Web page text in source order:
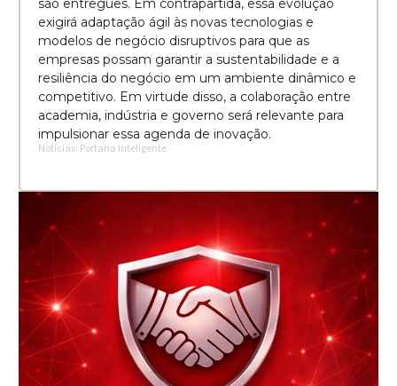
são entregues. Em contrapartida, essa evolução
exigirá adaptação ágil às novas tecnologias e
modelos de negócio disruptivos para que as
empresas possam garantir a sustentabilidade e a
resiliência do negócio em um ambiente dinâmico e
competitivo. Em virtude disso, a colaboração entre
academia, indústria e governo será relevante para
impulsionar essa agenda de inovação.
Notícias: Portaria Inteligente